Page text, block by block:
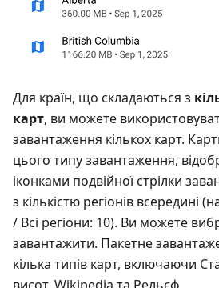
Для країн, що складаються з
карт, ви можете
завантаження кількох карт.
цього типу завантаження,
іконками подвійної стрілки
з кількістю регіонів всередині
/ Всі регіони: 10). Ви можете
завантажити. Пакетне
кілька типів карт, включаючи